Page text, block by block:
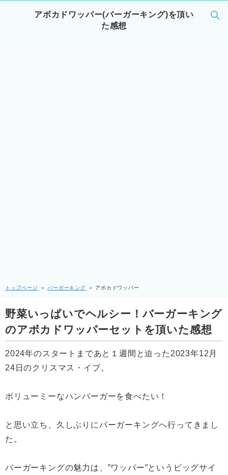
アボカドワッパー(バーガーキング)を頂い
た感想
トップページ ＞ バーガーキング ＞ アボカドワッパー
野菜いっぱいでヘルシー！バーガーキング
のアボカドワッパーセットを頂いた感想
2024年のスタートまであと１週間と迫った2023年12月
24日のクリスマス・イブ。
ボリューミーなハンバーガーを食べたい！
と思い立ち、久しぶりにバーガーキングへ行ってきまし
た。
バーガーキングの魅力は、”ワッパー”というビッグサイ